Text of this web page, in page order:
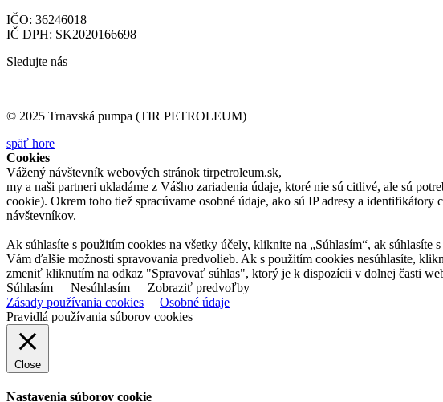
IČO: 36246018
IČ DPH: SK2020166698
Sledujte nás
© 2025 Trnavská pumpa (TIR PETROLEUM)
späť hore
Cookies
Vážený návštevník webových stránok tirpetroleum.sk,
my a naši partneri ukladáme z Vášho zariadenia údaje, ktoré nie sú citlivé, ale sú
cookie). Okrem toho tiež spracúvame osobné údaje, ako sú IP adresy a
návštevníkov.
Ak súhlasíte s použitím cookies na všetky účely, kliknite na „Súhlasím“, ak
Vám ďalšie možnosti spravovania predvolieb. Ak s použitím cookies nesúhlasíte,
zmeniť kliknutím na odkaz "Spravovať súhlas", ktorý je k dispozícii v dolnej časti
Súhlasím
Nesúhlasím
Zobraziť predvoľby
Zásady používania cookies
Osobné údaje
Pravidlá používania súborov cookies
Close
Nastavenia súborov cookie